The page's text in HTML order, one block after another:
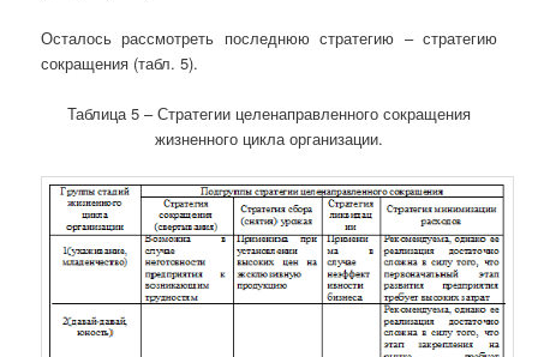
Осталось рассмотреть последнюю стратегию – стратегию
сокращения (табл. 5).
Таблица 5 – Стратегии целенаправленного сокращения
жизненного цикла организации.